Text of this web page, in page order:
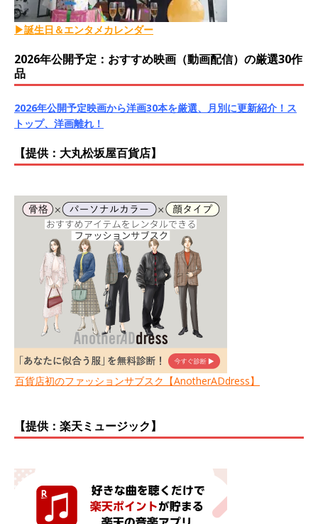
▶誕生日＆エンタメカレンダー
2026年公開予定：おすすめ映画（動画配信）の厳選30作
品
2026年公開予定映画から洋画30本を厳選、月別に更新紹介！ス
トップ、洋画離れ！
【提供：大丸松坂屋百貨店】
百貨店初のファッションサブスク【AnotherADdress】
【提供：楽天ミュージック】